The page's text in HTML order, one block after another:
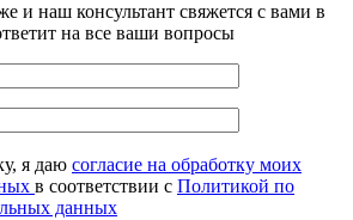
и наш консультант свяжется с вами в
на все ваши вопросы
я даю согласие на обработку моих
в соответствии с Политикой по
данных